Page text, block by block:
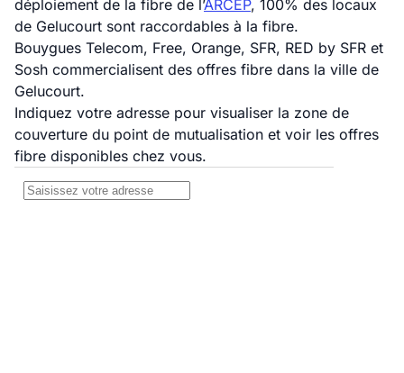
déploiement de la fibre de l’ARCEP, 100% des locaux
de Gelucourt sont raccordables à la fibre.
Bouygues Telecom, Free, Orange, SFR, RED by SFR et
Sosh commercialisent des offres fibre dans la ville de
Gelucourt.
Indiquez votre adresse pour visualiser la zone de
couverture du point de mutualisation et voir les offres
fibre disponibles chez vous.